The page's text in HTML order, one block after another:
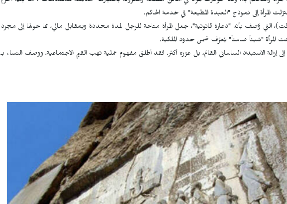
المرأة إلى نموذج "العبدة المطيعة" في خدمة الحاكم.
التي وُصف بأنه "دعارة قانونية"، جعل المرأة متاحة للرجل لمدة محددة وبمقابل مالي، مما حولها إلى مجرد
المرأة "شيئاً صامتاً" يُعرَّف ضمن حدود الملكية.
إلى إزالة الاستبداد الساساني القائم، بل عززه أكثر. فقد أطلق مفهوم عملية نهب القيم الاجتماعية، ووصف النساء بـ